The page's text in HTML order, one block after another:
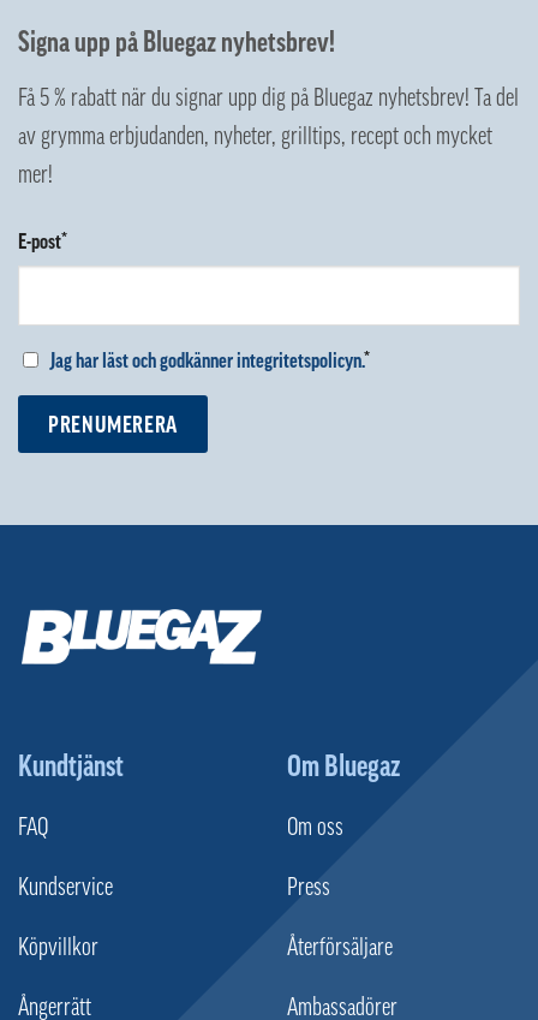
Signa upp på Bluegaz nyhetsbrev!
Få 5 % rabatt när du signar upp dig på Bluegaz nyhetsbrev! Ta del
av grymma erbjudanden, nyheter, grilltips, recept och mycket
mer!
E-post*
Jag har läst och godkänner integritetspolicyn.*
PRENUMERERA
Kundtjänst
FAQ
Kundservice
Köpvillkor
Ångerrätt
Om Bluegaz
Om oss
Press
Återförsäljare
Ambassadörer